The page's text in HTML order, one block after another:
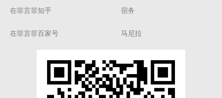
在菲言菲知乎
在菲言菲百家号
宿务
马尼拉